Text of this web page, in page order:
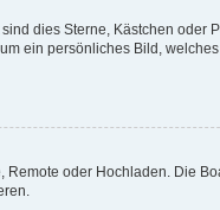
dies Sterne, Kästchen oder
ein persönliches Bild,
Remote oder Hochladen. Die